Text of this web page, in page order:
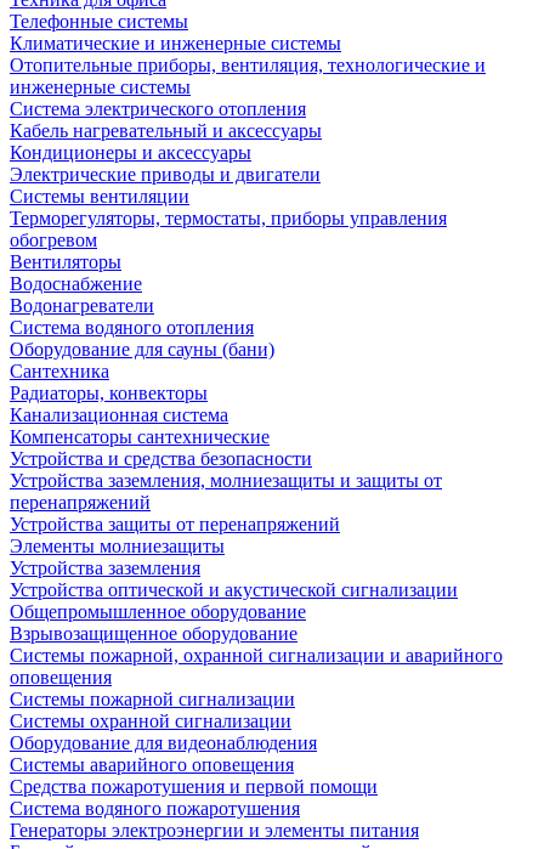
Телефонные системы
Климатические и инженерные системы
Отопительные приборы, вентиляция, технологические и
инженерные системы
Система электрического отопления
Кабель нагревательный и аксессуары
Кондиционеры и аксессуары
Электрические приводы и двигатели
Системы вентиляции
Терморегуляторы, термостаты, приборы управления
обогревом
Вентиляторы
Водоснабжение
Водонагреватели
Система водяного отопления
Оборудование для сауны (бани)
Сантехника
Радиаторы, конвекторы
Канализационная система
Компенсаторы сантехнические
Устройства и средства безопасности
Устройства заземления, молниезащиты и защиты от
перенапряжений
Устройства защиты от перенапряжений
Элементы молниезащиты
Устройства заземления
Устройства оптической и акустической сигнализации
Общепромышленное оборудование
Взрывозащищенное оборудование
Системы пожарной, охранной сигнализации и аварийного
оповещения
Системы пожарной сигнализации
Системы охранной сигнализации
Оборудование для видеонаблюдения
Системы аварийного оповещения
Средства пожаротушения и первой помощи
Система водяного пожаротушения
Генераторы электроэнергии и элементы питания